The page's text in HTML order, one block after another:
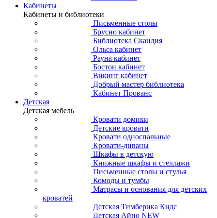
Кабинеты
Кабинеты и библиотеки
Письменные столы
Брусно кабинет
Библиотека Скандия
Ольса кабинет
Рауна кабинет
Бостон кабинет
Викинг кабинет
Добрый мастер библиотека
Кабинет Прованс
Детская
Детская мебель
Кровати домики
Детские кровати
Кровати односпальные
Кровати-диваны
Шкафы в детскую
Книжные шкафы и стеллажи
Письменные столы и стулья
Комоды и тумбы
Матрасы и основания для детских
кроватей
Детская Тимберика Кидс
Детская Айно NEW